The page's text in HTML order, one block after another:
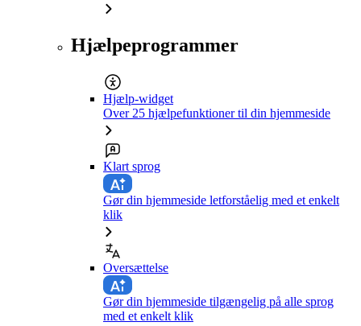
Hjælpeprogrammer
Hjælp-widget
Over 25 hjælpefunktioner til din hjemmeside
Klart sprog
Gør din hjemmeside letforståelig med et enkelt
klik
Oversættelse
Gør din hjemmeside tilgængelig på alle sprog
med et enkelt klik